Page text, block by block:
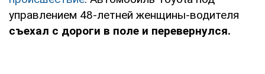
управлением 48-летней женщины-водителя
съехал с дороги в поле и перевернулся.